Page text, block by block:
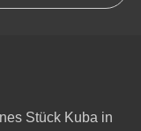
Stück Kuba in